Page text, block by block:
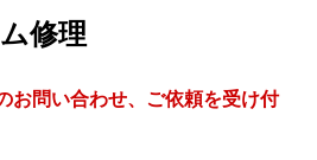
修理
お問い合わせ、ご依頼を受け付